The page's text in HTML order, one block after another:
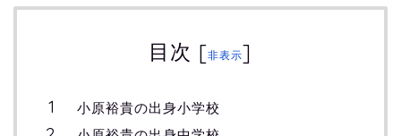
目次 [非表示]
小原裕貴の出身小学校